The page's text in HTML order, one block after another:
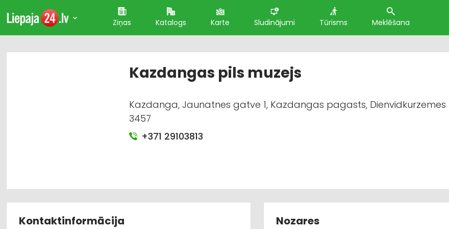
Ziņas Katalogs Karte Sludinājumi Tūrisms Meklēšana
Kazdangas pils muzejs
Kazdanga, Jaunatnes gatve 1, Kazdangas pagasts, Dienvidkurzemes
3457
+371 29103813
Kontaktinformācija Nozares